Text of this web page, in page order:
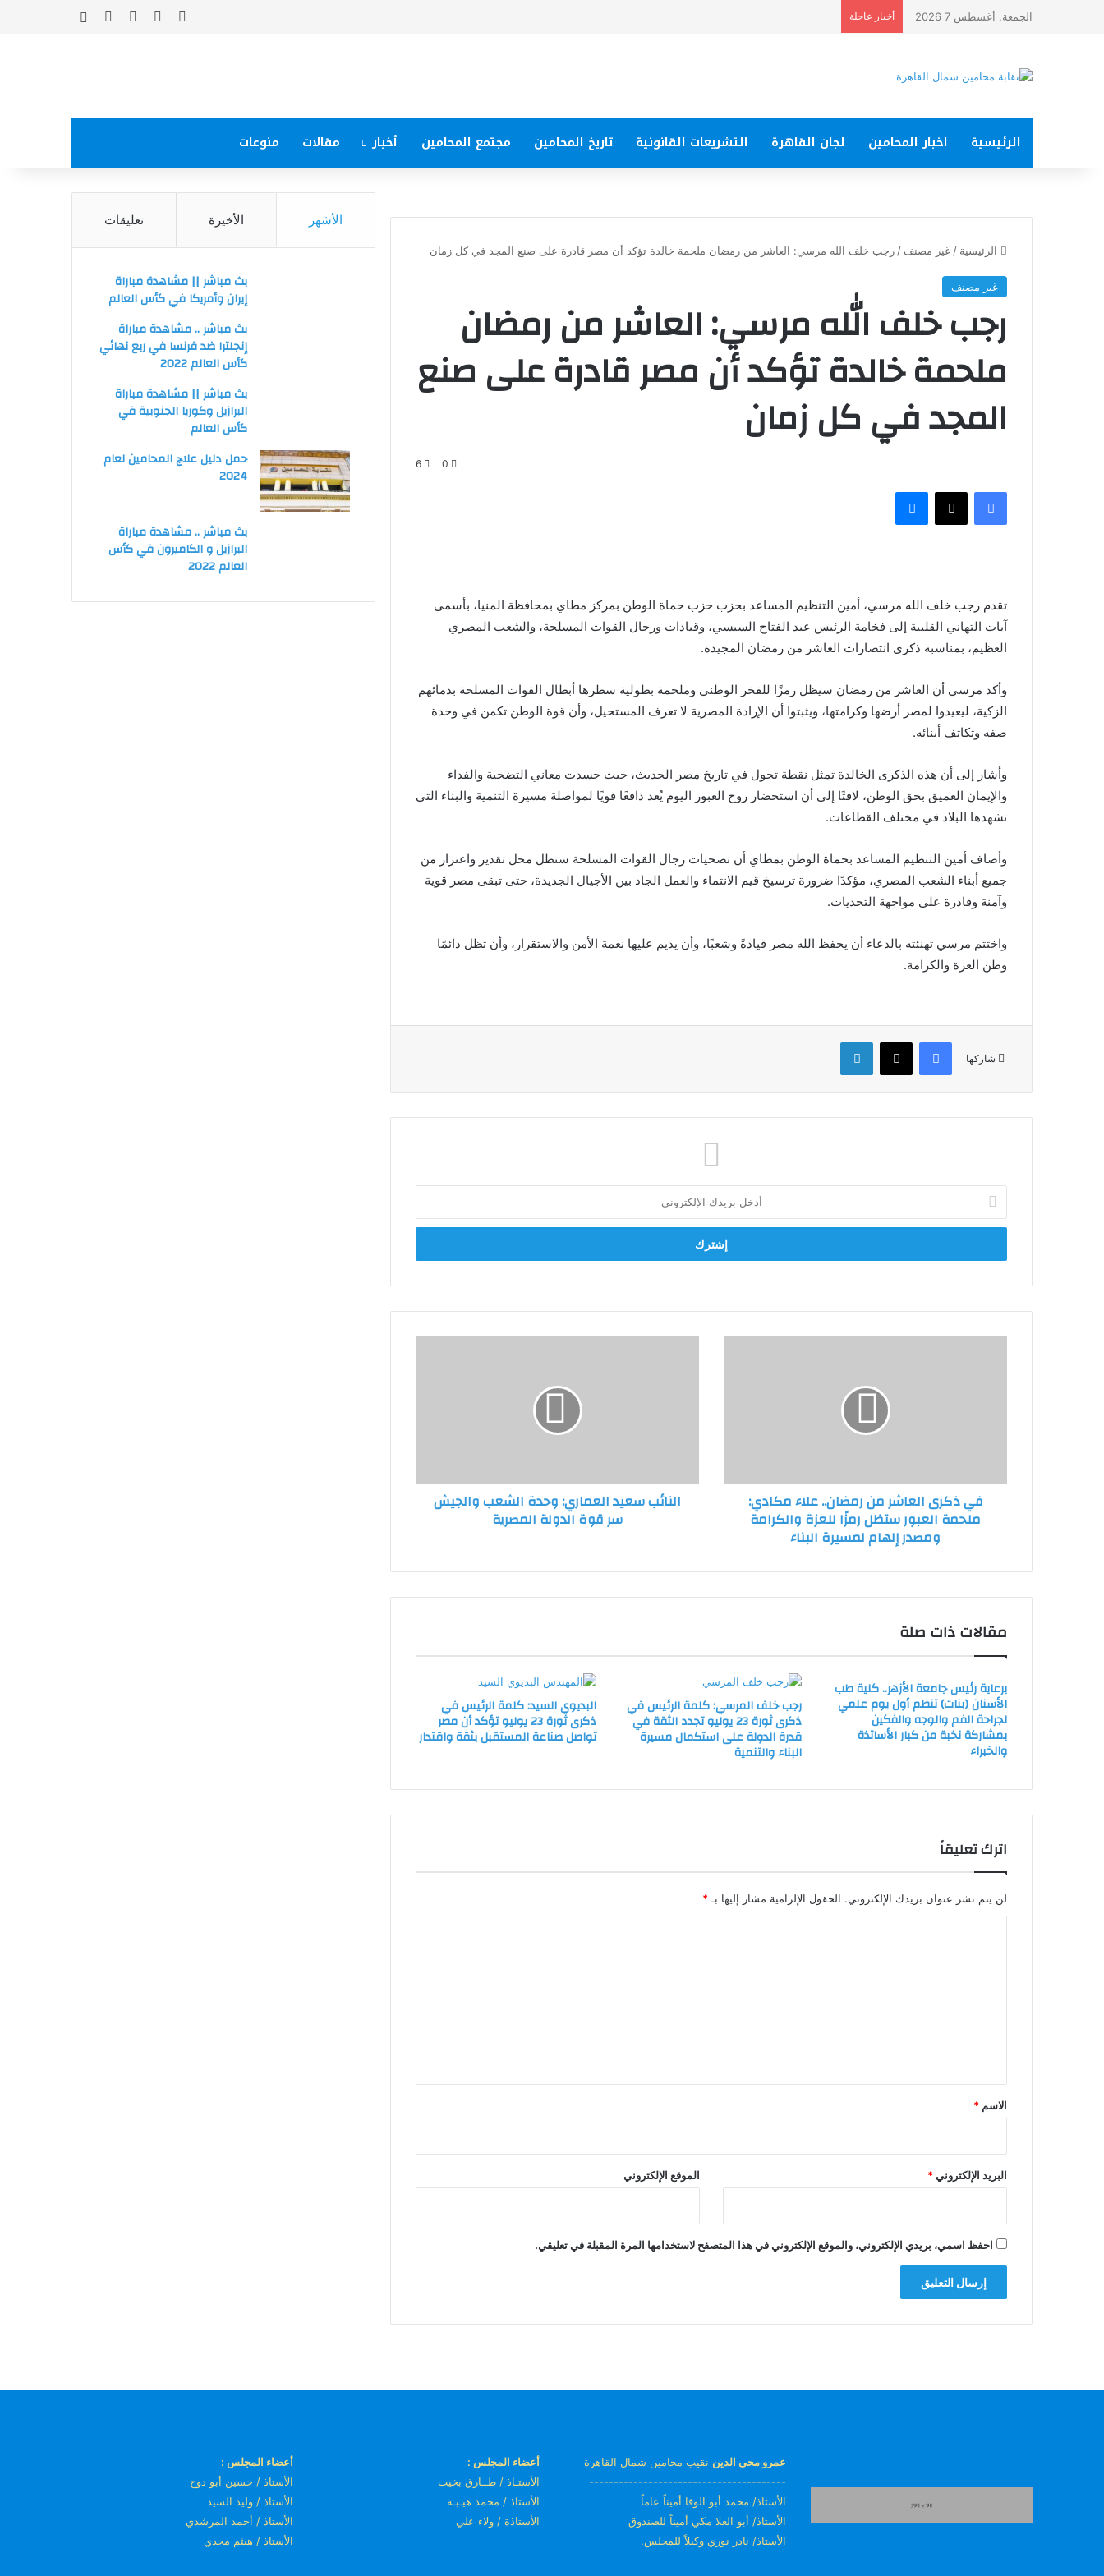
الجمعة, أغسطس 7 2026 أخبار عاجلة فيسبوك ‫YouTubeانستقرام
الرئيسية اخبار المحامين لجان القاهرة التشريعات القانونية تاريخ المحامين مجتمع المحامين أخبار مقالات منوعات
الرئيسية / غير مصنف / رجب خلف الله مرسي: العاشر من رمضان ملحمة خالدة تؤكد أن مصر قادرة على صنع المجد في كل زمان
غير مصنف
رجب خلف الله مرسي: العاشر من رمضان
ملحمة خالدة تؤكد أن مصر قادرة على صنع
المجد في كل زمان
0
6
فيسبوك ‫X ماسنجر
تقدم رجب خلف الله مرسي، أمين التنظيم المساعد بحزب حزب حماة الوطن بمركز مطاي بمحافظة المنيا، بأسمى
آيات التهاني القلبية إلى فخامة الرئيس عبد الفتاح السيسي، وقيادات ورجال القوات المسلحة، والشعب المصري
العظيم، بمناسبة ذكرى انتصارات العاشر من رمضان المجيدة.
وأكد مرسي أن العاشر من رمضان سيظل رمزًا للفخر الوطني وملحمة بطولية سطرها أبطال القوات المسلحة بدمائهم
الزكية، ليعيدوا لمصر أرضها وكرامتها، ويثبتوا أن الإرادة المصرية لا تعرف المستحيل، وأن قوة الوطن تكمن في وحدة
صفه وتكاتف أبنائه.
وأشار إلى أن هذه الذكرى الخالدة تمثل نقطة تحول في تاريخ مصر الحديث، حيث جسدت معاني التضحية والفداء
والإيمان العميق بحق الوطن، لافتًا إلى أن استحضار روح العبور اليوم يُعد دافعًا قويًا لمواصلة مسيرة التنمية والبناء التي
تشهدها البلاد في مختلف القطاعات.
وأضاف أمين التنظيم المساعد بحماة الوطن بمطاي أن تضحيات رجال القوات المسلحة ستظل محل تقدير واعتزاز من
جميع أبناء الشعب المصري، مؤكدًا ضرورة ترسيخ قيم الانتماء والعمل الجاد بين الأجيال الجديدة، حتى تبقى مصر قوية
وآمنة وقادرة على مواجهة التحديات.
واختتم مرسي تهنئته بالدعاء أن يحفظ الله مصر قيادةً وشعبًا، وأن يديم عليها نعمة الأمن والاستقرار، وأن تظل دائمًا
وطن العزة والكرامة.
شاركها
فيسبوك ‫X لينكدإن
بريدك
الإلكتروني
العبور
ستظلفي ذكرى العاشر من رمضان.. علاء مكادي:
ملحمة العبور ستظل رمزًا للعزة والكرامة
ومصدر إلهام لمسيرة البناء
الدولة
المصرية
النائب سعيد العماري: وحدة الشعب والجيش
سر قوة الدولة المصرية
مقالات ذات صلة
برعاية رئيس جامعة الأزهر.. كلية طب
الأسنان (بنات) تنظم أول يوم علمي
لجراحة الفم والوجه والفكين
بمشاركة نخبة من كبار الأساتذة
والخبراء
رجب خلف المرسي: كلمة الرئيس في
ذكرى ثورة 23 يوليو تجدد الثقة في
قدرة الدولة على استكمال مسيرة
البناء والتنمية
البديوي السيد: كلمة الرئيس في
ذكرى ثورة 23 يوليو تؤكد أن مصر
تواصل صناعة المستقبل بثقة واقتدار
اترك تعليقاً
لن يتم نشر عنوان بريدك الإلكتروني. الحقول الإلزامية مشار إليها بـ *
*
الاسم *
البريد الإلكتروني* الموقع الإلكتروني
احفظ اسمي، بريدي الإلكتروني، والموقع الإلكتروني في هذا المتصفح لاستخدامها المرة المقبلة في تعليقي.
الأشهر الأخيرة تعليقات
بث مباشر || مشاهدة مباراة
إيران وأمريكا في كأس العالم
بث مباشر .. مشاهدة مباراة
إنجلترا ضد فرنسا في ربع نهائي
كأس العالم 2022
بث مباشر || مشاهدة مباراة
البرازيل وكوريا الجنوبية في
كأس العالم
حمل دليل علاج المحامين لعام
2024
بث مباشر .. مشاهدة مباراة
البرازيل و الكاميرون في كأس
العالم 2022
عمرو محى الدين نقيب محامين شمال القاهرة
----------------------------------------
الأستاذ/ محمد أبو الوفا أميناً عاماً
الأستاذ/ أبو العلا مكي أميناً للصندوق
الأستاذ/ نادر نوري وكيلاً للمجلس.
أعضاء المجلس :
الأستـاذ / طــارق بخيت
الأستاذ / محمد هيـبـة
الأستاذة / ولاء علي
أعضاء المجلس :
الأستاذ / حسين أبو دوح
الأستاذ / وليد السيد
الأستاذ / أحمد المرشدي
الأستاذ / هيثم مجدي